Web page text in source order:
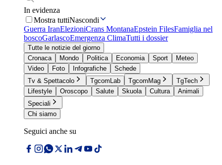
In evidenza
Mostra tuttiNascondi
Guerra IranElezioniCrans MontanaEpstein FilesFamiglia nel
boscoGarlascoEmergenza ClimaTutti i dossier
Tutte le notizie del giorno
Cronaca
Mondo Politica Economia Sport
Meteo
Video
Foto Infografiche
Schede
Tv & Spettacolo
TgcomLab TgcomMag
TgTech
Lifestyle
Oroscopo Salute Skuola Cultura
Animali
Speciali
Chi siamo
Seguici anche su